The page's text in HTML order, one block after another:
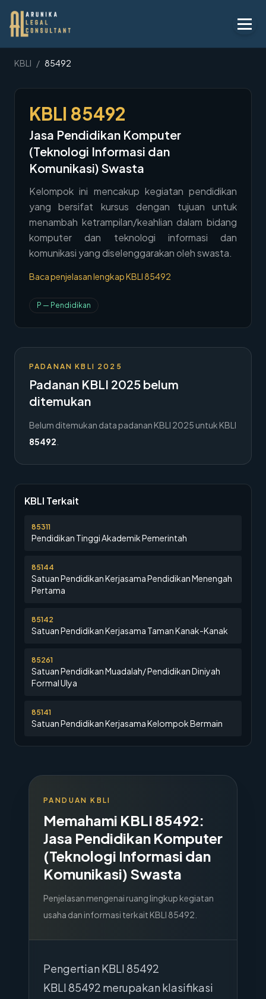
Layanan
Peraturan
KBLI
Tentang
Kontak
Penawaran
Blog
Legal AI
Hubungi Kami→
Member Area
KBLI / 85492
KBLI 85492
Jasa Pendidikan Komputer
(Teknologi Informasi dan
Komunikasi) Swasta
Kelompok ini mencakup kegiatan pendidikan
yang bersifat kursus dengan tujuan untuk
menambah ketrampilan/keahlian dalam bidang
komputer dan teknologi informasi dan
komunikasi yang diselenggarakan oleh swasta.
Baca penjelasan lengkap KBLI85492
P — Pendidikan
PADANAN KBLI 2025
Padanan KBLI 2025 belum
ditemukan
Belum ditemukan data padanan KBLI 2025 untuk KBLI
85492
KBLI Terkait
85311
Pendidikan Tinggi Akademik Pemerintah
85144
Satuan Pendidikan Kerjasama Pendidikan Menengah
Pertama
85142
Satuan Pendidikan Kerjasama Taman Kanak-Kanak
85261
Satuan Pendidikan Muadalah/ Pendidikan Diniyah
Formal Ulya
85141
Satuan Pendidikan Kerjasama Kelompok Bermain
PANDUAN KBLI
Memahami KBLI 85492:
Jasa Pendidikan Komputer
(Teknologi Informasi dan
Komunikasi) Swasta
Penjelasan mengenai ruang lingkup kegiatan
usaha dan informasi terkait KBLI 85492
Pengertian KBLI 85492
KBLI 85492 merupakan klasifikasi